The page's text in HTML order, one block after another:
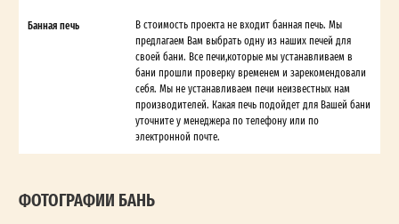
Банная печь
В стоимость проекта не входит банная печь. Мы
предлагаем Вам выбрать одну из наших печей для
своей бани. Все печи,которые мы устанавливаем в
бани прошли проверку временем и зарекомендовали
себя. Мы не устанавливаем печи неизвестных нам
производителей. Какая печь подойдет для Вашей бани
уточните у менеджера по телефону или по
электронной почте.
ФОТОГРАФИИ БАНЬ